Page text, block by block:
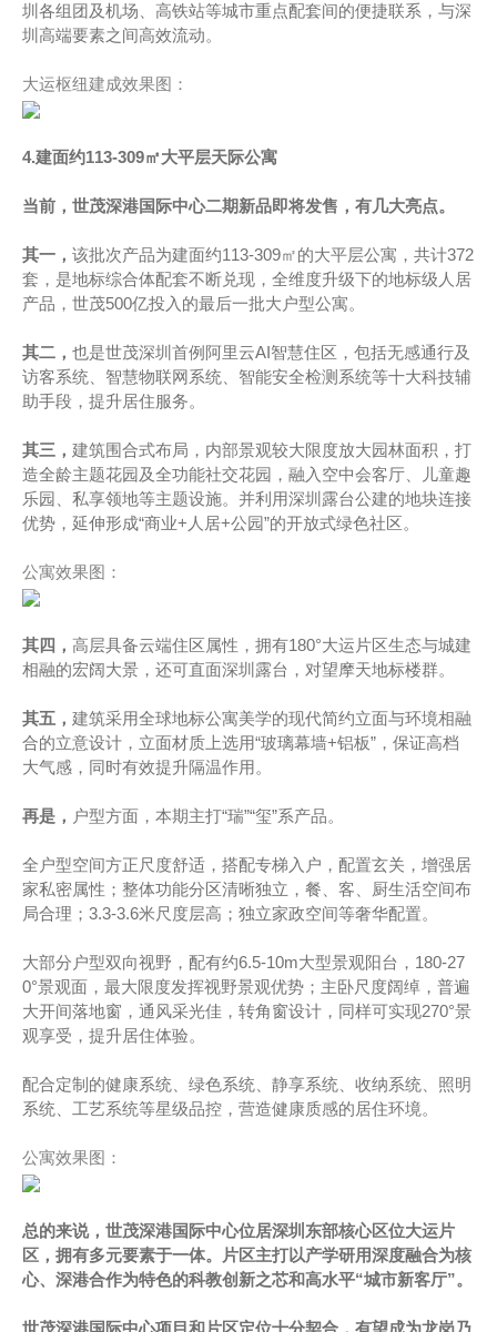
圳各组团及机场、高铁站等城市重点配套间的便捷联系，与深
圳高端要素之间高效流动。
大运枢纽建成效果图：
4.建面约113-309㎡大平层天际公寓
当前，世茂深港国际中心二期新品即将发售，有几大亮点。
其一， 该批次产品为建面约113-309㎡的大平层公寓，共计372
套，是地标综合体配套不断兑现，全维度升级下的地标级人居
产品，世茂500亿投入的最后一批大户型公寓。
其二， 也是世茂深圳首例阿里云AI智慧住区，包括无感通行及
访客系统、智慧物联网系统、智能安全检测系统等十大科技辅
助手段，提升居住服务。
其三， 建筑围合式布局，内部景观较大限度放大园林面积，打
造全龄主题花园及全功能社交花园，融入空中会客厅、儿童趣
乐园、私享领地等主题设施。并利用深圳露台公建的地块连接
优势，延伸形成“商业+人居+公园”的开放式绿色社区。
公寓效果图：
其四， 高层具备云端住区属性，拥有180°大运片区生态与城建
相融的宏阔大景，还可直面深圳露台，对望摩天地标楼群。
其五， 建筑采用全球地标公寓美学的现代简约立面与环境相融
合的立意设计，立面材质上选用“玻璃幕墙+铝板”，保证高档
大气感，同时有效提升隔温作用。
再是， 户型方面，本期主打“瑞”“玺”系产品。
全户型空间方正尺度舒适，搭配专梯入户，配置玄关，增强居
家私密属性；整体功能分区清晰独立，餐、客、厨生活空间布
局合理；3.3-3.6米尺度层高；独立家政空间等奢华配置。
大部分户型双向视野，配有约6.5-10m大型景观阳台，180-27
0°景观面，最大限度发挥视野景观优势；主卧尺度阔绰，普遍
大开间落地窗，通风采光佳，转角窗设计，同样可实现270°景
观享受，提升居住体验。
配合定制的健康系统、绿色系统、静享系统、收纳系统、照明
系统、工艺系统等星级品控，营造健康质感的居住环境。
公寓效果图：
总的来说，世茂深港国际中心位居深圳东部核心区位大运片
区，拥有多元要素于一体。片区主打以产学研用深度融合为核
心、深港合作为特色的科教创新之芯和高水平“城市新客厅”。
世茂深港国际中心项目和片区定位十分契合，有望成为龙岗乃